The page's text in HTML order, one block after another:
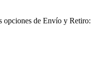
opciones de Envío y Retiro: